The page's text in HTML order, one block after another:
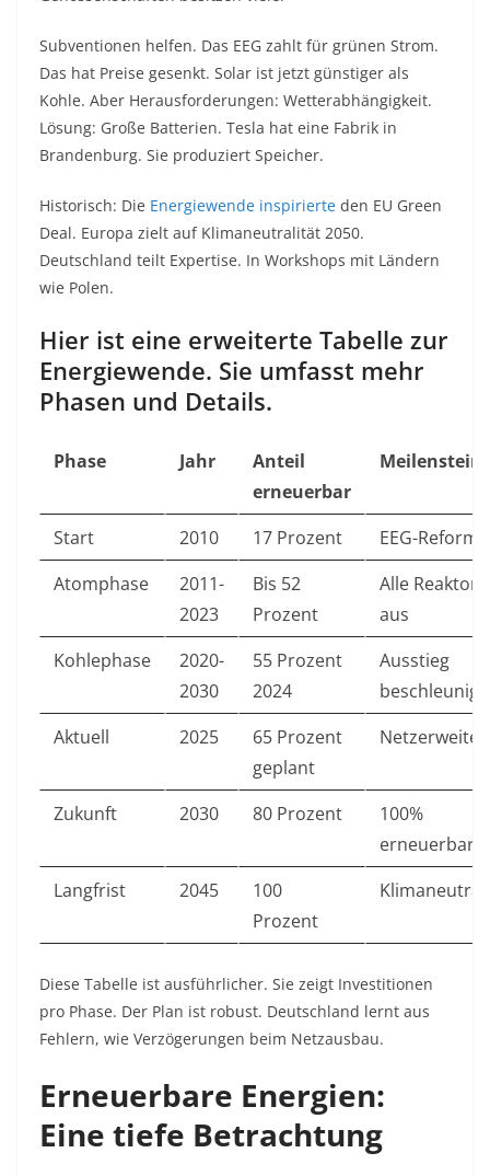
Subventionen helfen. Das EEG zahlt für grünen Strom.
Das hat Preise gesenkt. Solar ist jetzt günstiger als
Kohle. Aber Herausforderungen: Wetterabhängigkeit.
Lösung: Große Batterien. Tesla hat eine Fabrik in
Brandenburg. Sie produziert Speicher.
Historisch: Die Energiewende inspirierte den EU Green
Deal. Europa zielt auf Klimaneutralität 2050.
Deutschland teilt Expertise. In Workshops mit Ländern
wie Polen.
Hier ist eine erweiterte Tabelle zur
Energiewende. Sie umfasst mehr
Phasen und Details.
Phase Jahr
Anteil
erneuerbar
Meilenstein
Start 2010 17 Prozent
EEG-Reform
Atomphase
2011-
2023
Bis 52
Prozent
Alle
aus
Kohlephase
2020-
2030
55 Prozent
2024
Ausstieg
beschleunigt
Aktuell
2025
65 Prozent
geplant
Zukunft 2030 80 Prozent
100%
erneuerbar
Langfrist
2045
100
Prozent
Klimaneutral
Diese Tabelle ist ausführlicher. Sie zeigt Investitionen
pro Phase. Der Plan ist robust. Deutschland lernt aus
Fehlern, wie Verzögerungen beim Netzausbau.
Erneuerbare Energien:
Eine tiefe Betrachtung